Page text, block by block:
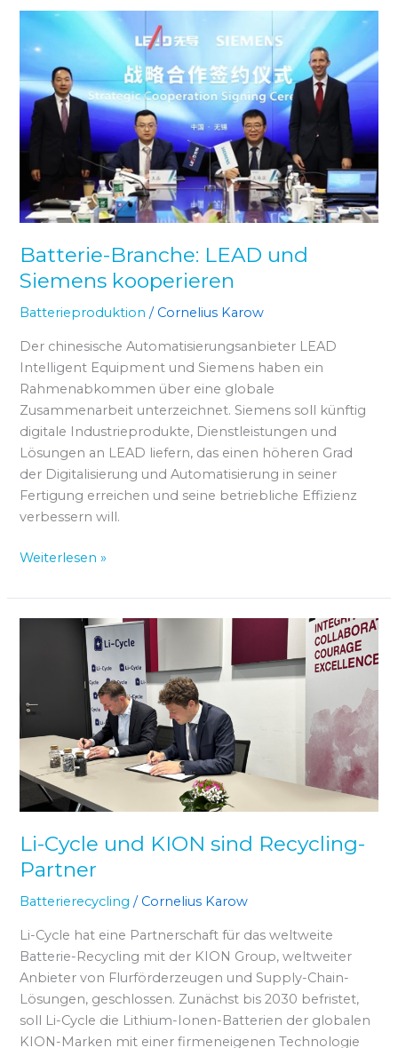
Batterie-Branche: LEAD und
Siemens kooperieren
Batterieproduktion / Cornelius Karow
Der chinesische Automatisierungsanbieter LEAD
Intelligent Equipment und Siemens haben ein
Rahmenabkommen über eine globale
Zusammenarbeit unterzeichnet. Siemens soll künftig
digitale Industrieprodukte, Dienstleistungen und
Lösungen an LEAD liefern, das einen höheren Grad
der Digitalisierung und Automatisierung in seiner
Fertigung erreichen und seine betriebliche Effizienz
verbessern will.
Batterie-
Branche:
und
Siemens
kooperieren
Weiterlesen »
Li-Cycle und KION sind Recycling-
Partner
Batterierecycling / Cornelius Karow
Li-Cycle hat eine Partnerschaft für das weltweite
Batterie-Recycling mit der KION Group, weltweiter
Anbieter von Flurförderzeugen und Supply-Chain-
Lösungen, geschlossen. Zunächst bis 2030 befristet,
soll Li-Cycle die Lithium-Ionen-Batterien der globalen
KION-Marken mit einer firmeneigenen Technologie
sind
Recycling-
Partner